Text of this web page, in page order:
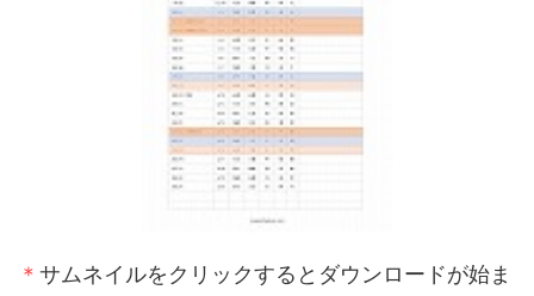
＊ サムネイルをクリックするとダウンロードが始ま